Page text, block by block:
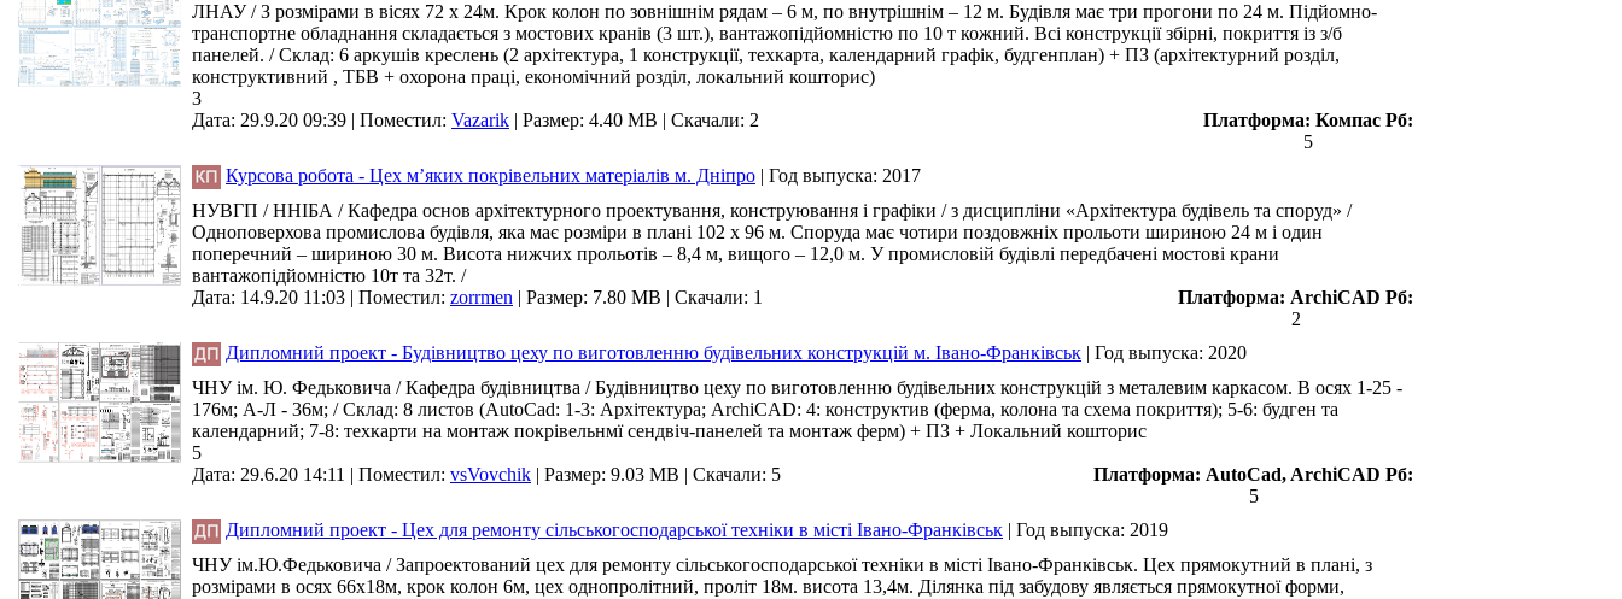
ЛНАУ / З розмірами в вісях 72 х 24м. Крок колон по зовнішнім рядам – 6 м, по внутрішнім – 12 м. Будівля має три прогони по 24 м. Підйомно-
транспортне обладнання складається з мостових кранів (3 шт.), вантажопідйомністю по 10 т кожний. Всі конструкції збірні, покриття із з/б
панелей. / Склад: 6 аркушів креслень (2 архітектура, 1 конструкції, техкарта, календарний графік, будгенплан) + ПЗ (архітектурний розділ,
конструктивний , ТБВ + охорона праці, економічний розділ, локальний кошторис)
3
Дата: 29.9.20 09:39 | Поместил: Vazarik | Размер: 4.40 MB | Скачали: 2 Платформа: Компас Рб:
5
Курсова робота - Цех м’яких покрівельних матеріалів м. Дніпро | Год выпуска: 2017
НУВГП / ННІБА / Кафедра основ архітектурного проектування, конструювання і графіки / з дисципліни «Архітектура будівель та споруд» /
Одноповерхова промислова будівля, яка має розміри в плані 102 х 96 м. Споруда має чотири поздовжніх прольоти шириною 24 м і один
поперечний – шириною 30 м. Висота нижчих прольотів – 8,4 м, вищого – 12,0 м. У промисловій будівлі передбачені мостові крани
вантажопідйомністю 10т та 32т. /
Дата: 14.9.20 11:03 | Поместил: zorrmen | Размер: 7.80 MB | Скачали: 1 Платформа: ArchiCAD Рб:
2
Дипломний проект - Будівництво цеху по виготовленню будівельних конструкцій м. Івано-Франківськ | Год выпуска: 2020
ЧНУ ім. Ю. Федьковича / Кафедра будівництва / Будівництво цеху по виготовленню будівельних конструкцій з металевим каркасом. В осях 1-25 -
176м; А-Л - 36м; / Склад: 8 листов (AutoCad: 1-3: Архітектура; ArchiCAD: 4: конструктив (ферма, колона та схема покриття); 5-6: будген та
календарний; 7-8: техкарти на монтаж покрівельнмї сендвіч-панелей та монтаж ферм) + ПЗ + Локальний кошторис
5
Дата: 29.6.20 14:11 | Поместил: vsVovchik | Размер: 9.03 MB | Скачали: 5 Платформа: AutoCad, ArchiCAD Рб:
5
Дипломний проект - Цех для ремонту сільськогосподарської техніки в місті Івано-Франківськ | Год выпуска: 2019
ЧНУ ім.Ю.Федьковича / Запроектований цех для ремонту сільськогосподарської техніки в місті Івано-Франківськ. Цех прямокутний в плані, з
розмірами в осях 66х18м, крок колон 6м, цех однопролітний, проліт 18м. висота 13,4м. Ділянка під забудову являється прямокутної форми,